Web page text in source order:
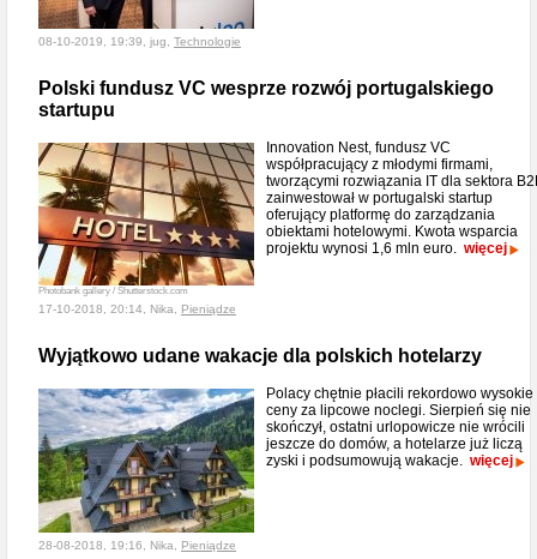
08-10-2019, 19:39, jug, Technologie
Polski fundusz VC wesprze rozwój portugalskiego
startupu
Photobank gallery / Shutterstock.com
Innovation Nest, fundusz VC
współpracujący z młodymi firmami,
tworzącymi rozwiązania IT dla sektora
zainwestował w portugalski startup
oferujący platformę do zarządzania
obiektami hotelowymi. Kwota wsparcia
projektu wynosi 1,6 mln euro. więcej
17-10-2018, 20:14, Nika, Pieniądze
Wyjątkowo udane wakacje dla polskich hotelarzy
Polacy chętnie płacili rekordowo wysokie
ceny za lipcowe noclegi. Sierpień się nie
skończył, ostatni urlopowicze nie wrócili
jeszcze do domów, a hotelarze już liczą
zyski i podsumowują wakacje. więcej
28-08-2018, 19:16, Nika, Pieniądze